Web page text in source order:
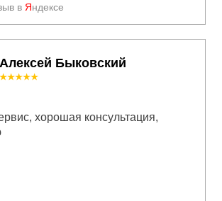
в Яндексе
Алексей Быковский
★★★★★
хорошая консультация,